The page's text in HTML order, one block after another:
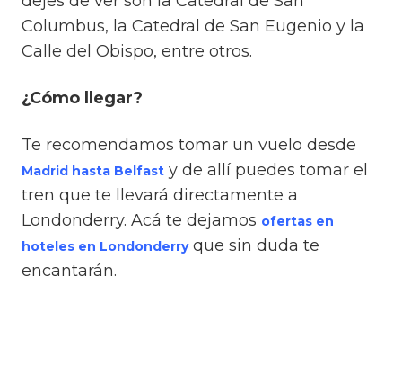
Columbus, la Catedral de San Eugenio y la
Calle del Obispo, entre otros.
¿Cómo llegar?
Te recomendamos tomar un vuelo desde
Madrid hasta Belfast y de allí puedes tomar el
tren que te llevará directamente a
Londonderry. Acá te dejamos ofertas en
hoteles en Londonderryque sin duda te
encantarán.